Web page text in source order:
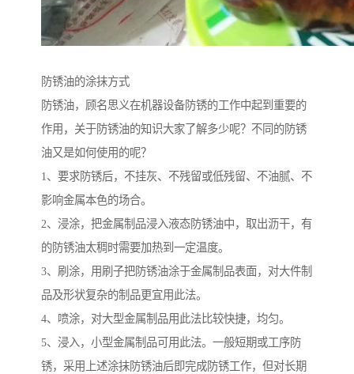
防锈油的涂抹方式
防锈油，顾名思义在机器设备防锈的工作中起到重要的
作用，关于防锈油的知识大家了解多少呢？不同的防锈
油又是如何使用的呢？
1、要求防锈后，不挂灰、不残留或低残留、不油腻、不
影响金属本色的场合。
2、浸涂，把金属制品浸入液态防锈油中，取出沥干，有
的防锈油太稠时需要加热到一定温度。
3、刷涂，用刷子把防锈油涂于金属制品表面，对大件制
品及形状复杂的制品更宜用此法。
4、喷涂，对大型金属制品用此法比较快捷，均匀。
5、浸入，小型金属制品可用此法。一般短期或工序防
锈，采用上述涂抹防锈油后即完成防锈工作，但对长期